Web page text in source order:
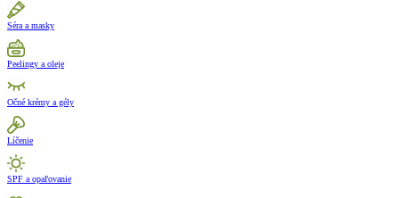
Séra a masky
Peelingy a oleje
Očné krémy a gély
Líčenie
SPF a opaľovanie